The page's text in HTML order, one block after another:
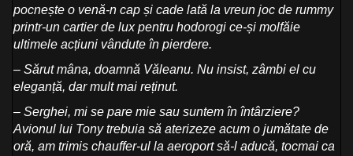
pocnește o venă-n cap și cade lată la vreun joc de rummy
printr-un cartier de lux pentru hodorogi ce-și molfăie
ultimele acțiuni vândute în pierdere.
– Sărut mâna, doamnă Văleanu. Nu insist, zâmbi el cu
eleganță, dar mult mai reținut.
– Serghei, mi se pare mie sau suntem în întârziere?
Avionul lui Tony trebuia să aterizeze acum o jumătate de
oră, am trimis chauffer-ul la aeroport să-l aducă, tocmai ca